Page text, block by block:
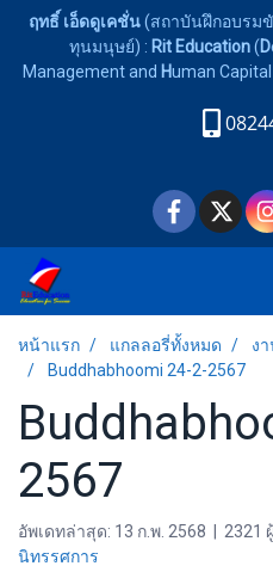
ฤทธิ์ เอ็ดดูเคชั่น(สถาบันฝึกอบรม
ทุนมนุษย์) : Rit Education(D
Management and Human
หน้าแรก แกลลอรี่ทั้งหมด
ง
Buddhabhoomi 24-2-2567
2567
อัพเดทล่าสุด: 13 ก.พ. 2568 2321
นิทรรศการ